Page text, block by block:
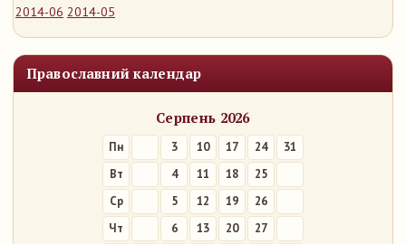
2014-06 2014-05
Православний календар
Серпень 2026
Пн 3 10 17 24
31
Вт
4 11 18
25
Ср
5 12 19
26
Чт
6 13 20
27